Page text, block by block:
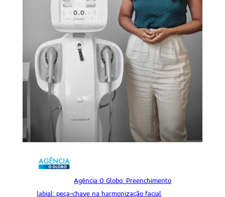
Agência O Globo: Preenchimento
labial: peça-chave na harmonização facial